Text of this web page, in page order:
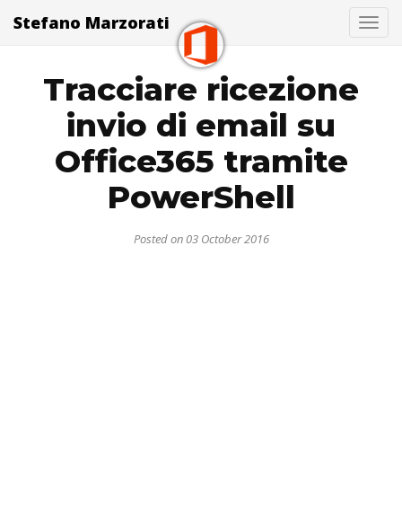
Stefano Marzorati
Tracciare ricezione
invio di email su
Office365 tramite
PowerShell
Posted on 03 October 2016